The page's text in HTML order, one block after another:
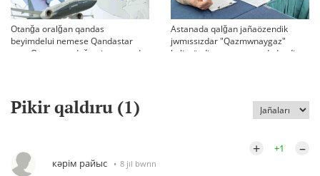
Otanğa oralğan qandas
beyimdelui nemese Qandastar
men Qazaqstandağı migranttardı
Astanada qalğan jañaözendik
jwmıssızdar "Qazmwnaygaz"
kelissözdi toqtatıp tastadı deydi
Pikir qaldıru (1)
кәрім райыс 8 jıl bwrın
+ +1 –